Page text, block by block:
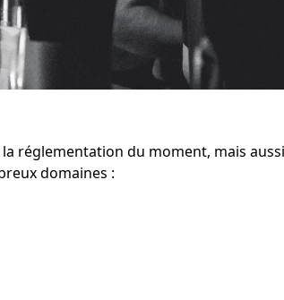
réglementation du moment, mais
domaines :